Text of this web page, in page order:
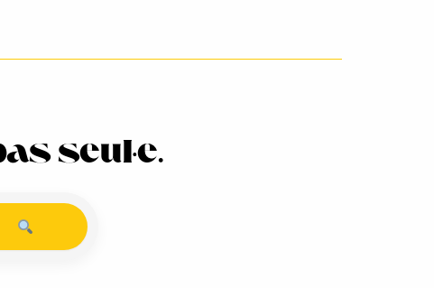
seul·e.